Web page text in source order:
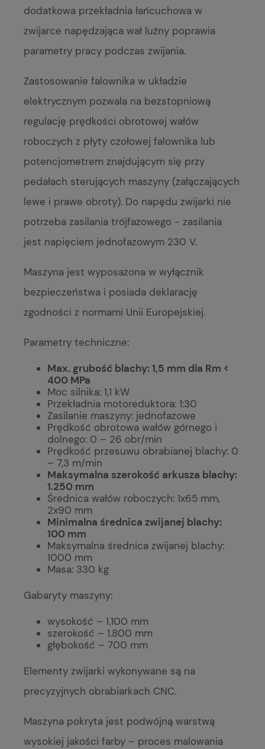
dodatkowa przekładnia łańcuchowa w
zwijarce napędzająca wał luźny poprawia
parametry pracy podczas zwijania.
Zastosowanie falownika w układzie
elektrycznym pozwala na bezstopniową
regulację prędkości obrotowej wałów
roboczych z płyty czołowej falownika lub
potencjometrem znajdującym się przy
pedałach sterujących maszyny (załączających
lewe i prawe obroty). Do napędu zwijarki nie
potrzeba zasilania trójfazowego - zasilania
jest napięciem jednofazowym 230 V.
Maszyna jest wyposażona w wyłącznik
bezpieczeństwa i posiada deklarację
zgodności z normami Unii Europejskiej.
Parametry techniczne:
Max. grubość blachy: 1,5 mm dla Rm <
400 MPa
Moc silnika: 1,1 kW
Przekładnia motoreduktora: 1:30
Zasilanie maszyny: jednofazowe
Prędkość obrotowa wałów górnego i
dolnego: 0 – 26 obr/min
Prędkość przesuwu obrabianej blachy: 0
– 7,3 m/min
Maksymalna szerokość arkusza blachy:
1.250 mm
Średnica wałów roboczych: 1x65 mm,
2x90 mm
Minimalna średnica zwijanej blachy:
100 mm
Maksymalna średnica zwijanej blachy:
1000 mm
Masa: 330 kg
Gabaryty maszyny:
wysokość – 1.100 mm
szerokość – 1.800 mm
głębokość – 700 mm
Elementy zwijarki wykonywane są na
precyzyjnych obrabiarkach CNC.
Maszyna pokryta jest podwójną warstwą
wysokiej jakości farby – proces malowania